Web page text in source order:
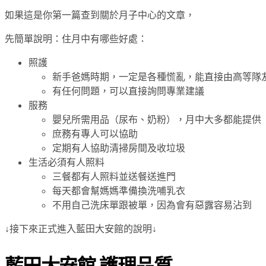
如果這是你第一篇查到關於月子中心的文章，
先簡單說明：住月中有哪些好處：
照護
新手爸媽時期，一定是各種慌亂，能直接由高等隊
有任何問題，可以直接詢問專業建議
服務
嬰兒所需用品（尿布、奶粉），月中大多都能提供
庶務有專人可以協助
定期有人協助清掃房間及收垃圾
生活必須有人照料
三餐都有人照料並送餐送進門
每天都會幫媽媽準備換洗哺乳衣
不用自己洗床單跟被單，因為會有惡露容易沾到
↓接下來正式進入藍田大安館的說明↓